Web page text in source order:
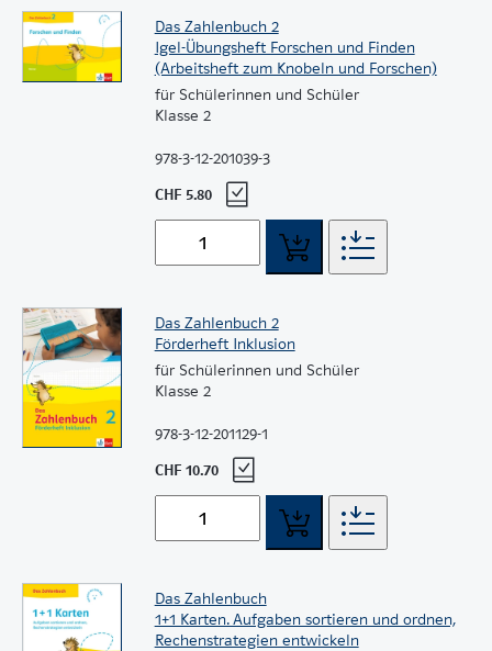
Das Zahlenbuch 2
Igel-Übungsheft Forschen und Finden
(Arbeitsheft zum Knobeln und Forschen)
für Schülerinnen und Schüler
Klasse 2
978-3-12-201039-3
CHF 5.80
Das Zahlenbuch 2
Förderheft Inklusion
für Schülerinnen und Schüler
Klasse 2
978-3-12-201129-1
CHF 10.70
Das Zahlenbuch
1+1 Karten. Aufgaben sortieren und ordnen,
Rechenstrategien entwickeln